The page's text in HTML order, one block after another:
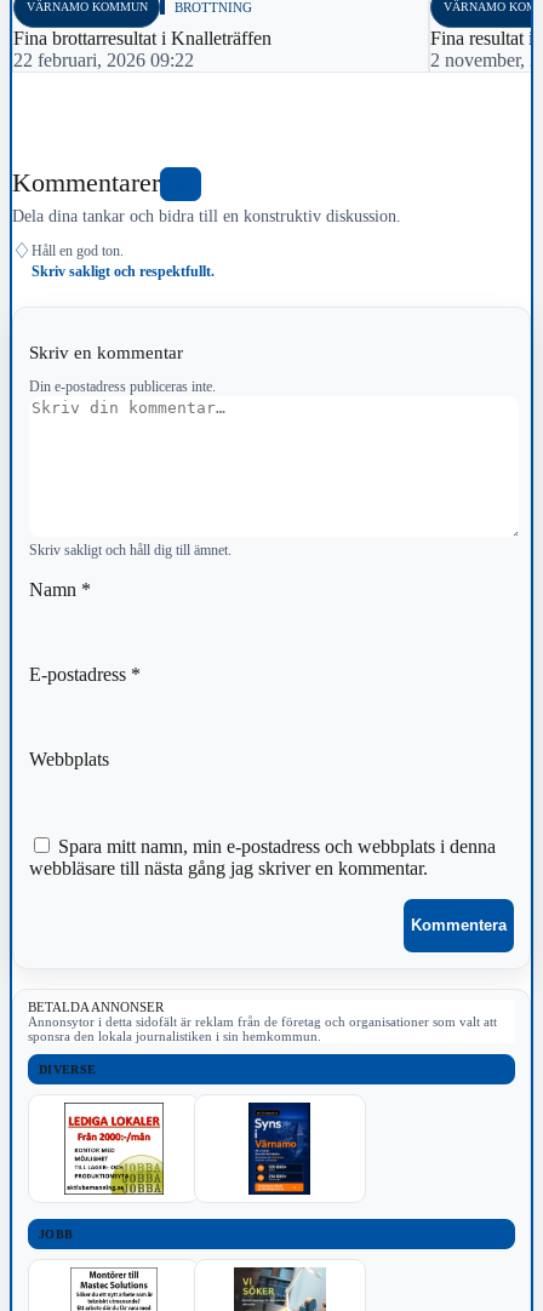
VÄRNAMO KOMMUN BROTTNING
Fina brottarresultat i Knalleträffen
22 februari, 2026 09:22
VÄRNAMO
Fina resultat i
2 november,
Kommentarer
Dela dina tankar och bidra till en konstruktiv diskussion.
♢ Håll en god ton.
Skriv sakligt och respektfullt.
Skriv en kommentar
Din e-postadress publiceras inte.
Kommentar
Skriv sakligt och håll dig till ämnet.
Namn *
E-postadress *
Webbplats
Spara mitt namn, min e-postadress och webbplats i denna
webbläsare till nästa gång jag skriver en kommentar.
BETALDA ANNONSER
Annonsytor i detta sidofält är reklam från de företag och organisationer som valt att
sponsra den lokala journalistiken i sin hemkommun.
DIVERSE
JOBB